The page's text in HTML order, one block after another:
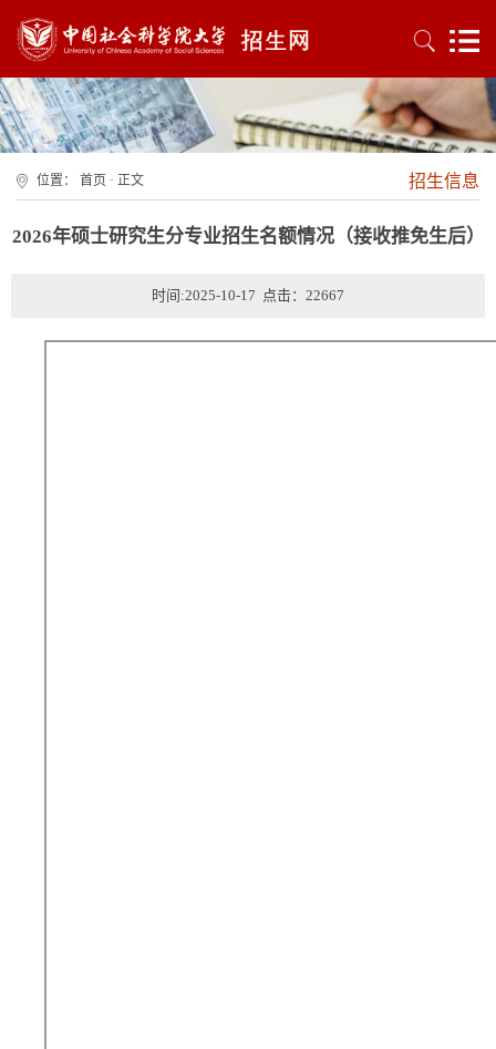
位置： 首页 · 正文 招生信息
2026年硕士研究生分专业招生名额情况（接收推免生后）
时间:2025-10-17 点击： 22667